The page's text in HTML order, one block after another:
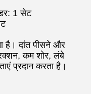
1 सेट
है। दांत पीसने और
कम शोर, लंबे
प्रदान करता है।